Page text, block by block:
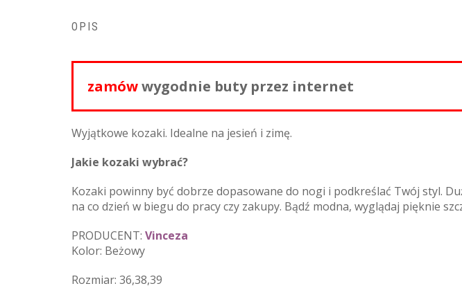
OPIS
zamówwygodnie buty przez internet
Wyjątkowe kozaki. Idealne na jesień i zimę.
Jakie kozaki wybrać?
Kozaki powinny być dobrze dopasowane do nogi i podkreślać Twój styl.
na co dzień w biegu do pracy czy zakupy. Bądź modna, wyglądaj pięknie
PRODUCENT: Vinceza
Kolor: Beżowy
Rozmiar: 36,38,39